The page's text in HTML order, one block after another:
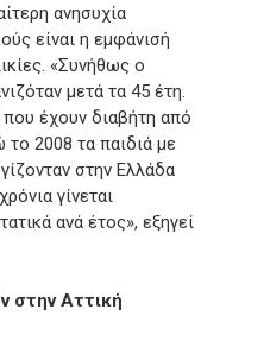
ανησυχία
είναι η εμφάνισή
«Συνήθως ο
μετά τα 45 έτη.
έχουν διαβήτη από
το 2008 τα παιδιά με
στην Ελλάδα
γίνεται
ανά έτος», εξηγεί
στην Αττική